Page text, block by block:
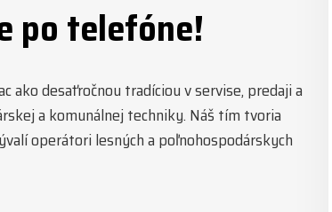
po telefóne!
ako desaťročnou tradíciou v servise, predaji a
a komunálnej techniky. Náš tím tvoria
operátori lesných a poľnohospodárskych